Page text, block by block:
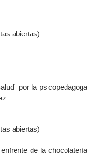
abiertas)
por la psicopedagoga
abiertas)
de la chocolatería